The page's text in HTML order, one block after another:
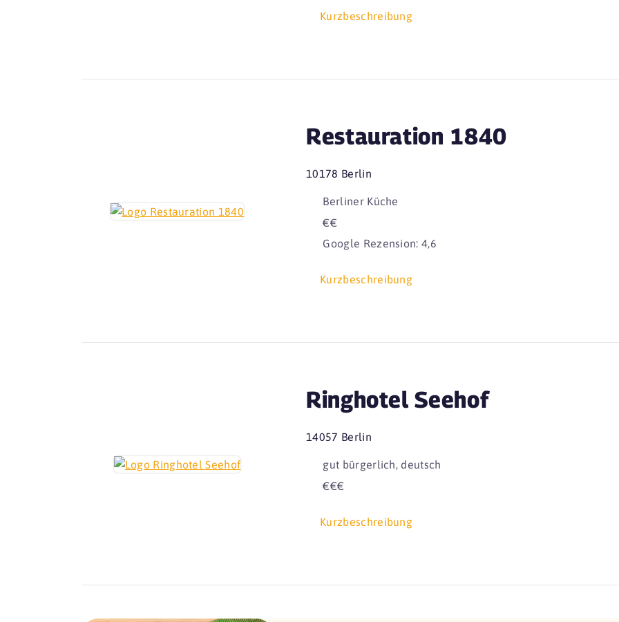
Kurzbeschreibung
Restauration 1840
10178 Berlin
Berliner Küche
€€
Google Rezension: 4,6
Kurzbeschreibung
Ringhotel Seehof
14057 Berlin
gut bürgerlich, deutsch
€€€
Kurzbeschreibung